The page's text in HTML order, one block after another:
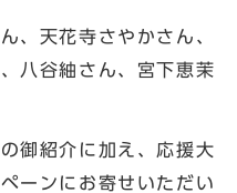
、天花寺さやかさん、
八谷紬さん、宮下恵茉
御紹介に加え、応援大
ーンにお寄せいただい